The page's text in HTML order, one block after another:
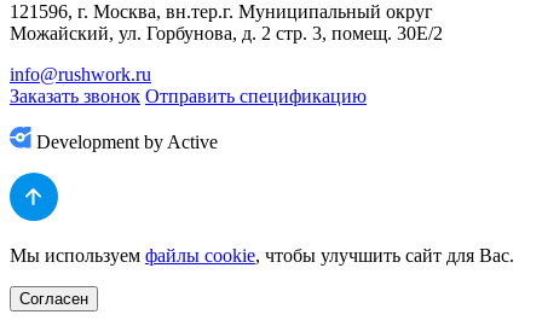
121596, г. Москва, вн.тер.г. Муниципальный округ
Можайский, ул. Горбунова, д. 2 стр. 3, помещ. 30Е/2
info@rushwork.ru
Заказать звонок Отправить спецификацию
Development by Active
Мы используем файлы cookie, чтобы улучшить сайт для Вас.
Согласен